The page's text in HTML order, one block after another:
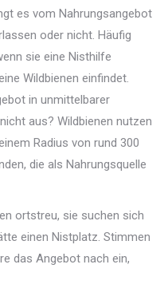
es vom Nahrungsangebot
oder nicht. Häufig
sie eine Nisthilfe
Wildbienen einfindet.
in unmittelbarer
aus? Wildbienen nutzen
Radius von rund 300
die als Nahrungsquelle
ortstreu, sie suchen sich
einen Nistplatz. Stimmen
das Angebot nach ein,